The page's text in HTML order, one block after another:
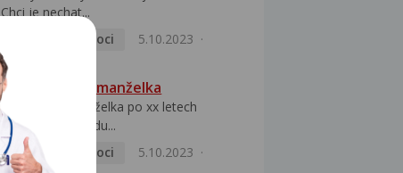
Chci je nechat...
Pohlavní nemoci
5.10.2023
HPV pozitivní manželka
Dobrý den, manželka po xx letech
přivezla z Východu...
Pohlavní nemoci
5.10.2023